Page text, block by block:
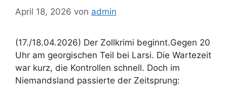
April 18, 2026 von admin
(17./18.04.2026) Der Zollkrimi beginnt.Gegen 20
Uhr am georgischen Teil bei Larsi. Die Wartezeit
war kurz, die Kontrollen schnell. Doch im
Niemandsland passierte der Zeitsprung: